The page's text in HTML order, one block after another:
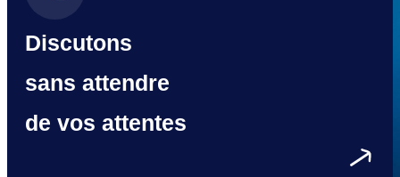
Discutons
sans attendre
de vos attentes